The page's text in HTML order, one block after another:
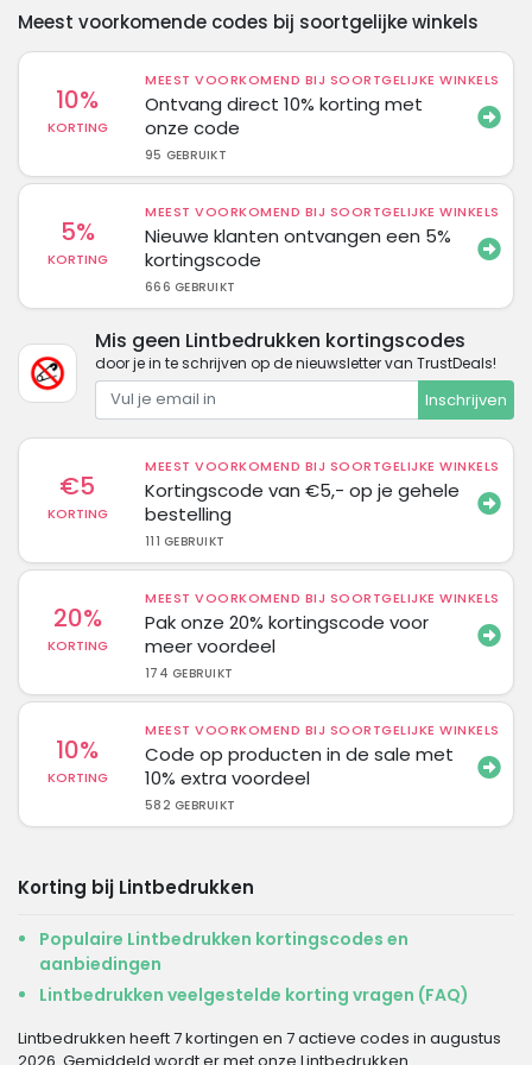
Meest voorkomende codes bij soortgelijke winkels
10%
KORTING
MEEST VOORKOMEND BIJ SOORTGELIJKE WINKELS
Ontvang direct 10% korting met
onze code
95 GEBRUIKT
5%
KORTING
MEEST VOORKOMEND BIJ SOORTGELIJKE WINKELS
Nieuwe klanten ontvangen een 5%
kortingscode
666 GEBRUIKT
Mis geen Lintbedrukken kortingscodes
door je in te schrijven op de nieuwsletter van TrustDeals!
Inschrijven
€5
KORTING
MEEST VOORKOMEND BIJ SOORTGELIJKE WINKELS
Kortingscode van €5,- op je gehele
bestelling
111 GEBRUIKT
20%
KORTING
MEEST VOORKOMEND BIJ SOORTGELIJKE WINKELS
Pak onze 20% kortingscode voor
meer voordeel
174 GEBRUIKT
10%
KORTING
MEEST VOORKOMEND BIJ SOORTGELIJKE WINKELS
Code op producten in de sale met
10% extra voordeel
582 GEBRUIKT
Korting bij Lintbedrukken
Populaire Lintbedrukken kortingscodes en
aanbiedingen
Lintbedrukken veelgestelde korting vragen (FAQ)
Lintbedrukken heeft 7 kortingen en 7 actieve codes in augustus